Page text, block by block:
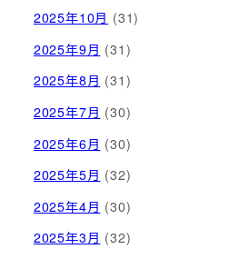
2025年10月 (31)
2025年9月 (31)
2025年8月 (31)
2025年7月 (30)
2025年6月 (30)
2025年5月 (32)
2025年4月 (30)
2025年3月 (32)